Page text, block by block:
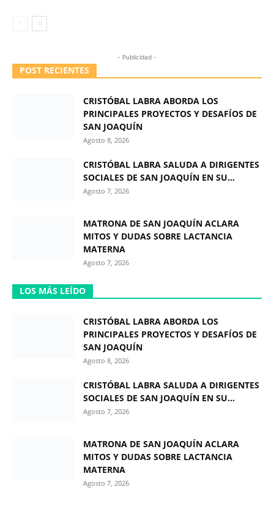
- Publicidad -
POST RECIENTES
CRISTÓBAL LABRA ABORDA LOS
PRINCIPALES PROYECTOS Y DESAFÍOS DE
SAN JOAQUÍN
Agosto 8, 2026
CRISTÓBAL LABRA SALUDA A DIRIGENTES
SOCIALES DE SAN JOAQUÍN EN SU...
Agosto 7, 2026
MATRONA DE SAN JOAQUÍN ACLARA
MITOS Y DUDAS SOBRE LACTANCIA
MATERNA
Agosto 7, 2026
LOS MÁS LEÍDO
CRISTÓBAL LABRA ABORDA LOS
PRINCIPALES PROYECTOS Y DESAFÍOS DE
SAN JOAQUÍN
Agosto 8, 2026
CRISTÓBAL LABRA SALUDA A DIRIGENTES
SOCIALES DE SAN JOAQUÍN EN SU...
Agosto 7, 2026
MATRONA DE SAN JOAQUÍN ACLARA
MITOS Y DUDAS SOBRE LACTANCIA
MATERNA
Agosto 7, 2026